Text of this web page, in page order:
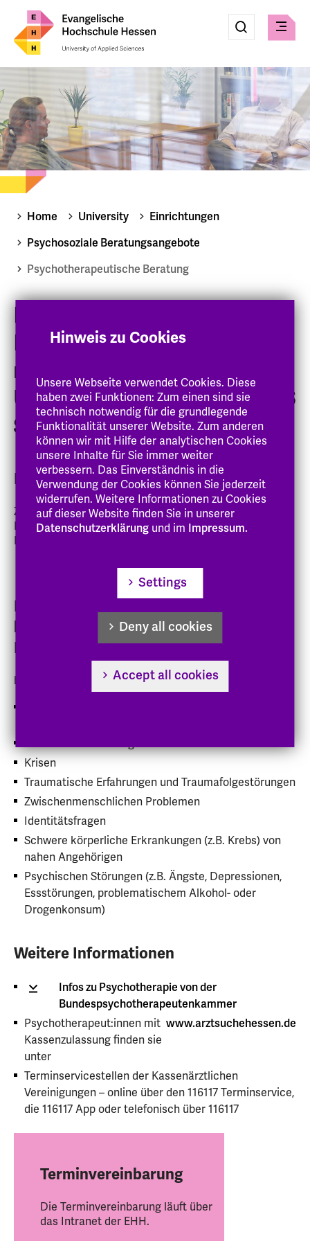
Suche
absenden
Home University
Einrichtungen
Psychosoziale Beratungsangebote
Psychotherapeutische Beratung
Psychotherapeutische
Beratung für Studierende
mit freundlicher
Unterstützung der CARLS
STIFTUNG
Einzelberatung
Ziele einer Einzelberatung sind die Beratung, eine
Krisenintervention oder die Klärung der Frage ob eine
Psychotherapie indiziert und empfehlenswert ist
Die Psychotherapeutische Beratung
berät Studierende der Evangelischen
Hochschule kostenfrei und anonym
beispielsweise bei
Krisen
Traumatische Erfahrungen und Traumafolgestörungen
Zwischenmenschlichen Problemen
Identitätsfragen
Schwere körperliche Erkrankungen (z.B. Krebs) von
nahen Angehörigen
Psychischen Störungen (z.B. Ängste, Depressionen,
Essstörungen, problematischem Alkohol- oder
Drogenkonsum)
Weitere Informationen
Infos zu Psychotherapie von der
Bundespsychotherapeutenkammer
Psychotherapeut:innen mit
Kassenzulassung finden sie
unter
www.arztsuchehessen.de
Terminservicestellen der Kassenärztlichen
Vereinigungen – online über den 116117 Terminservice,
die 116117 App oder telefonisch über 116117
Terminvereinbarung
Die Terminvereinbarung läuft über
das Intranet der EHH.
Hinweis zu Cookies
Unsere Webseite verwendet Cookies. Diese
haben zwei Funktionen: Zum einen sind sie
technisch notwendig für die grundlegende
Funktionalität unserer Website. Zum anderen
können wir mit Hilfe der analytischen Cookies
unsere Inhalte für Sie immer weiter
verbessern. Das Einverständnis in die
Verwendung der Cookies können Sie jederzeit
widerrufen. Weitere Informationen zu Cookies
auf dieser Website finden Sie in unserer
Datenschutzerklärung und im Impressum.
Settings
Deny all cookies
Accept all cookies